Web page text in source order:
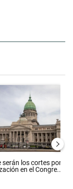
del Banco
de tendencia con el
serán los cortes por la
en el Congre...